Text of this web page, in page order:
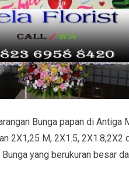
Bunga papan di
2X1,25 M, 2X1.5,
yang berukuran besar